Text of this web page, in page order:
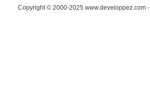
Copyright © 2000-2025 www.developpez.com -